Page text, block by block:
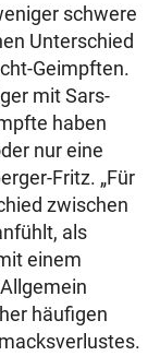
schwere
Unterschied
Geimpften.
mit Sars-
haben
nur eine
Fritz. „Für
zwischen
als
einem
häufigen